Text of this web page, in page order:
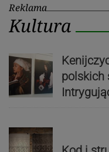
Reklama
Kultura
polskich